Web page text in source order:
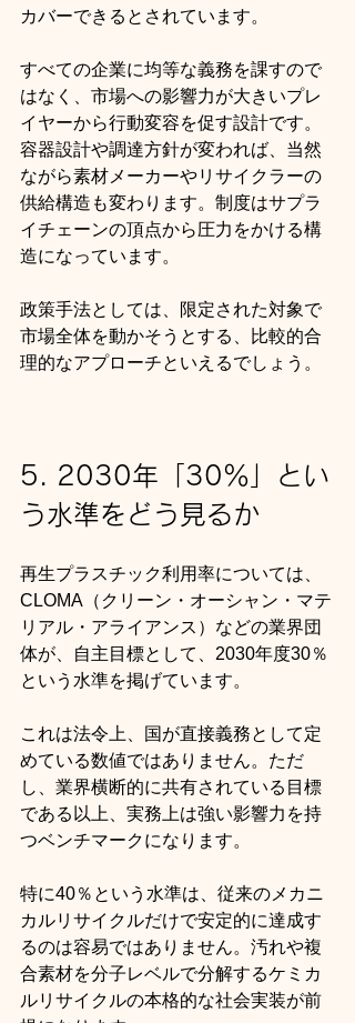
カバーできるとされています。
すべての企業に均等な義務を課すので
はなく、市場への影響力が大きいプレ
イヤーから行動変容を促す設計です。
容器設計や調達方針が変われば、当然
ながら素材メーカーやリサイクラーの
供給構造も変わります。制度はサプラ
イチェーンの頂点から圧力をかける構
造になっています。
政策手法としては、限定された対象で
市場全体を動かそうとする、比較的合
理的なアプローチといえるでしょう。
5. 2030年「30％」とい
う水準をどう見るか
再生プラスチック利用率については、
CLOMA（クリーン・オーシャン・マテ
リアル・アライアンス）などの業界団
体が、自主目標として、2030年度30％
という水準を掲げています。
これは法令上、国が直接義務として定
めている数値ではありません。ただ
し、業界横断的に共有されている目標
である以上、実務上は強い影響力を持
つベンチマークになります。
特に40％という水準は、従来のメカニ
カルリサイクルだけで安定的に達成す
るのは容易ではありません。汚れや複
合素材を分子レベルで分解するケミカ
ルリサイクルの本格的な社会実装が前